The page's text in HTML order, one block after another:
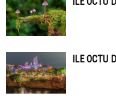
ILE OCTU